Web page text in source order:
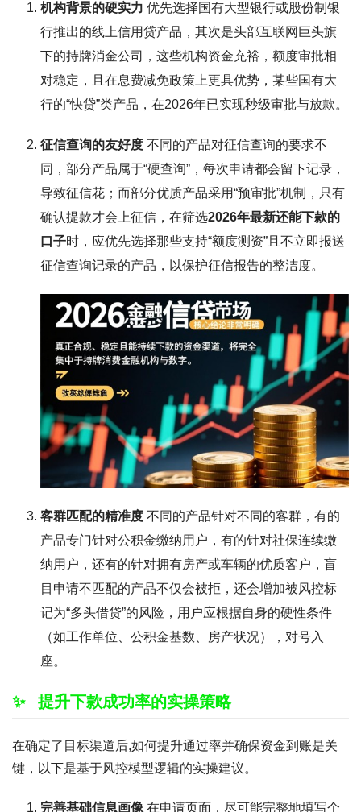
机构背景的硬实力 优先选择国有大型银行或股份制银
行推出的线上信用贷产品，其次是头部互联网巨头旗
下的持牌消金公司，这些机构资金充裕，额度审批相
对稳定，且在息费减免政策上更具优势，某些国有大
行的“快贷”类产品，在2026年已实现秒级审批与放款。
征信查询的友好度 不同的产品对征信查询的要求不
同，部分产品属于“硬查询”，每次申请都会留下记录，
导致征信花；而部分优质产品采用“预审批”机制，只有
确认提款才会上征信，在筛选2026年最新还能下款的
口子时，应优先选择那些支持“额度测资”且不立即报送
征信查询记录的产品，以保护征信报告的整洁度。
客群匹配的精准度 不同的产品针对不同的客群，有的
产品专门针对公积金缴纳用户，有的针对社保连续缴
纳用户，还有的针对拥有房产或车辆的优质客户，盲
目申请不匹配的产品不仅会被拒，还会增加被风控标
记为“多头借贷”的风险，用户应根据自身的硬性条件
（如工作单位、公积金基数、房产状况），对号入
座。
提升下款成功率的实操策略
在确定了目标渠道后,如何提升通过率并确保资金到账是关
键，以下是基于风控模型逻辑的实操建议。
完善基础信息画像 在申请页面，尽可能完整地填写个